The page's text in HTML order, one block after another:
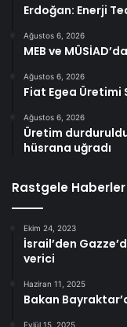
Erdoğan: Enerji
Ağustos 6, 2026
MEB ve
Ağustos 6, 2026
Fiat Egea Üretimi
Ağustos 6, 2026
Üretim
hüsrana uğradı
Rastgele Haberler
Ekim 24, 2023
İsrail’den
verici
Haziran 11, 2025
Bakan
Eylül 15, 2025